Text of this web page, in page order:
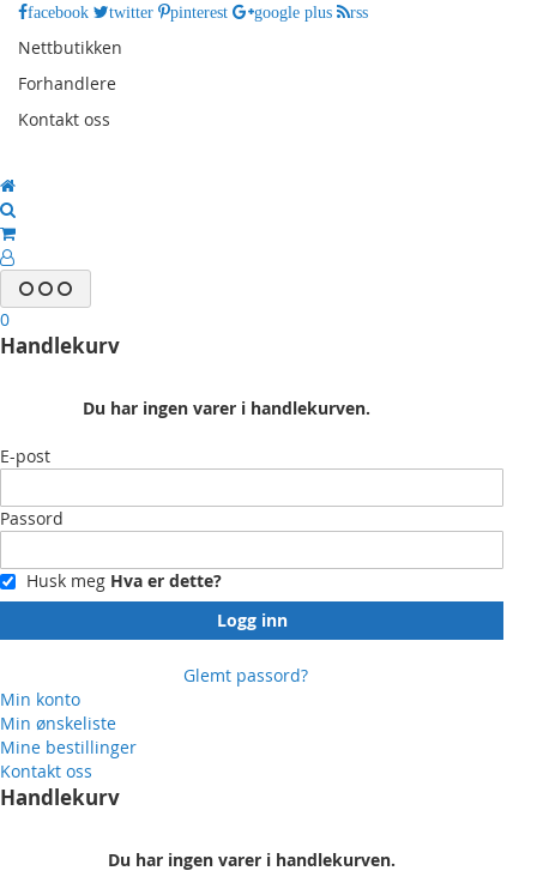
facebook twitter pinterest google plus rss
Nettbutikken
Forhandlere
Kontakt oss
0
Handlekurv
Du har ingen varer i handlekurven.
E-post
Passord
Husk meg Hva er dette?
Logg inn
Glemt passord?
Min konto
Min ønskeliste
Mine bestillinger
Kontakt oss
Handlekurv
Du har ingen varer i handlekurven.